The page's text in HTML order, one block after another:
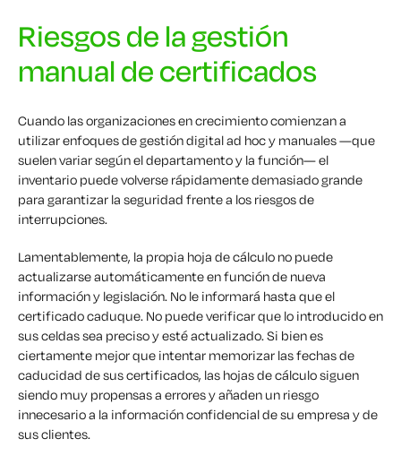
Riesgos de la gestión
manual de certificados
Cuando las organizaciones en crecimiento comienzan a
utilizar enfoques de gestión digital ad hoc y manuales —que
suelen variar según el departamento y la función— el
inventario puede volverse rápidamente demasiado grande
para garantizar la seguridad frente a los riesgos de
interrupciones.
Lamentablemente, la propia hoja de cálculo no puede
actualizarse automáticamente en función de nueva
información y legislación. No le informará hasta que el
certificado caduque. No puede verificar que lo introducido en
sus celdas sea preciso y esté actualizado. Si bien es
ciertamente mejor que intentar memorizar las fechas de
caducidad de sus certificados, las hojas de cálculo siguen
siendo muy propensas a errores y añaden un riesgo
innecesario a la información confidencial de su empresa y de
sus clientes.